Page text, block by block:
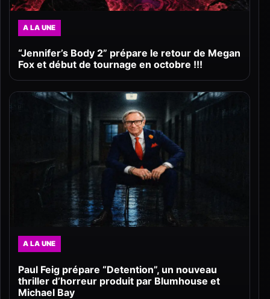
A LA UNE
“Jennifer’s Body 2” prépare le retour de Megan
Fox et début de tournage en octobre !!!
A LA UNE
Paul Feig prépare “Detention”, un nouveau
thriller d’horreur produit par Blumhouse et
Michael Bay